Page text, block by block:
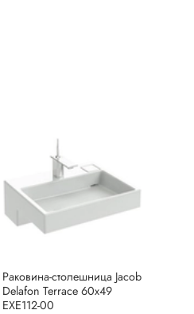
Раковина-столешница Jacob
Delafon Terrace 60x49
EXE112-00